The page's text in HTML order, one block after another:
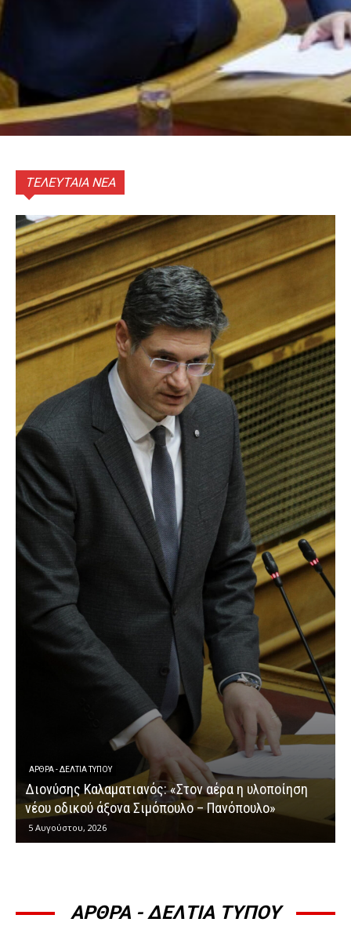
ΤΕΛΕΥΤΑΙΑ ΝΕΑ
ΆΡΘΡΑ - ΔΕΛΤΊΑ ΤΎΠΟΥ
Διονύσης Καλαματιανός: «Στον αέρα η υλοποίηση
νέου οδικού άξονα Σιμόπουλο – Πανόπουλο»
5 Αυγούστου, 2026
ΑΡΘΡΑ - ΔΕΛΤΙΑ ΤΥΠΟΥ
ΆΡΘΡΑ - ΔΕΛΤΊΑ ΤΎΠΟΥ